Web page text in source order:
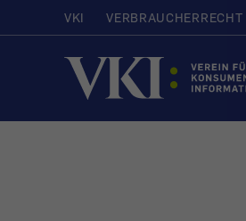
VKI VERBRAUCHERRECHT
Startseite